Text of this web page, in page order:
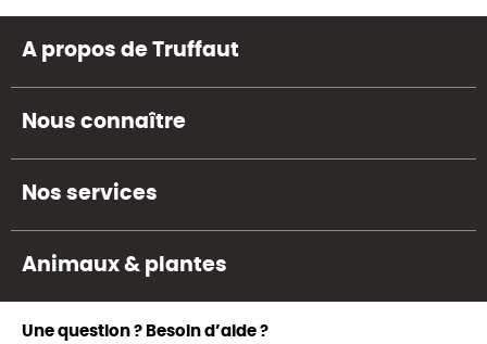
A propos de Truffaut
Nous connaître
Nos services
Animaux & plantes
Une question ? Besoin d’aide ?